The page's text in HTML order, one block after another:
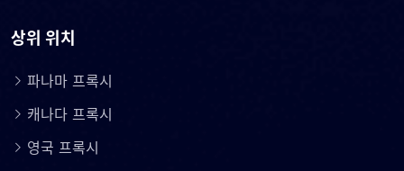
상위 위치
파나마 프록시
캐나다 프록시
영국 프록시